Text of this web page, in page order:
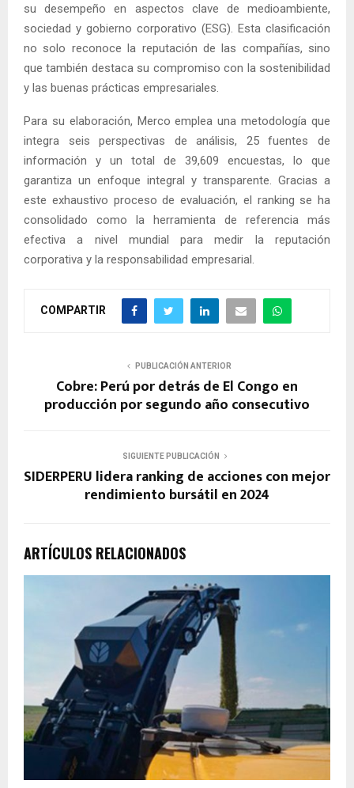
su desempeño en aspectos clave de medioambiente,
sociedad y gobierno corporativo (ESG). Esta clasificación
no solo reconoce la reputación de las compañías, sino
que también destaca su compromiso con la sostenibilidad
y las buenas prácticas empresariales.
Para su elaboración, Merco emplea una metodología que
integra seis perspectivas de análisis, 25 fuentes de
información y un total de 39,609 encuestas, lo que
garantiza un enfoque integral y transparente. Gracias a
este exhaustivo proceso de evaluación, el ranking se ha
consolidado como la herramienta de referencia más
efectiva a nivel mundial para medir la reputación
corporativa y la responsabilidad empresarial.
COMPARTIR
PUBLICACIÓN ANTERIOR
Cobre: Perú por detrás de El Congo en
producción por segundo año consecutivo
SIGUIENTE PUBLICACIÓN
SIDERPERU lidera ranking de acciones con mejor
rendimiento bursátil en 2024
ARTÍCULOS RELACIONADOS